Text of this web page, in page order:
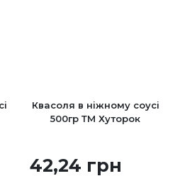
Квасоля в ніжному соусі
500гр ТМ Хуторок
42,24 грн